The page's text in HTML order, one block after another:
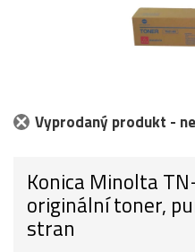
Vyprodaný produkt -
Konica Minolta
originální toner,
stran